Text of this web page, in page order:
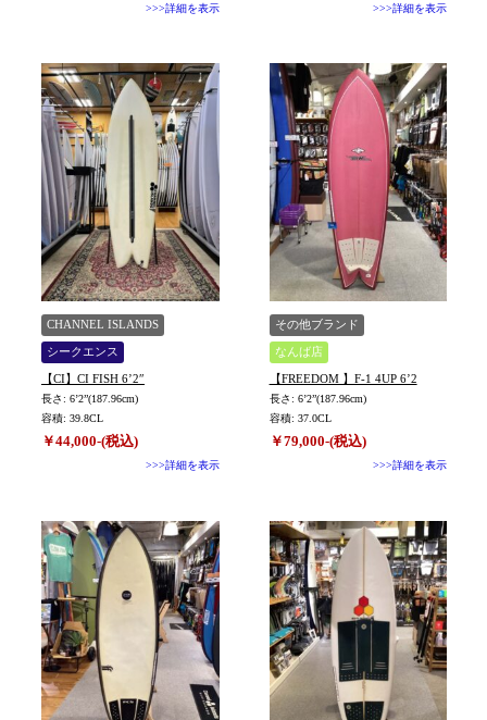
>>>詳細を表示 >>>詳細を表示
CHANNEL ISLANDS
シークエンス
【CI】CI FISH 6’2″
長さ: 6’2”(187.96cm)
容積: 39.8CL
￥44,000-(税込)
>>>詳細を表示
その他ブランド
なんば店
【FREEDOM 】F-1 4UP 6’2
長さ: 6’2”(187.96cm)
容積: 37.0CL
￥79,000-(税込)
>>>詳細を表示